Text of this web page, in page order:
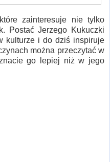
zainteresuje nie tylko
Postać Jerzego Kukuczki
kulturze i do dziś inspiruje
można przeczytać w
go lepiej niż w jego